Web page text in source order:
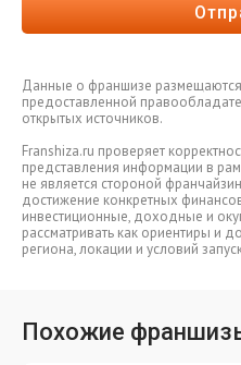
Данные о франшизе
предоставленной
открытых источников.
Franshiza.ru проверяет
представления информации в
не является стороной
достижение конкретных
инвестиционные, доходные и
рассматривать как ориентиры и
региона, локации и условий
Похожие